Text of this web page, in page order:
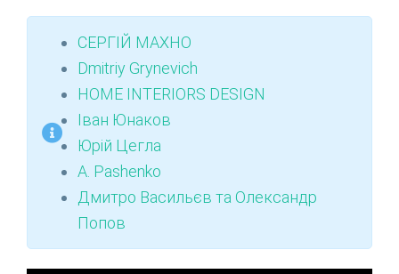
СЕРГІЙ МАХНО
Dmitriy Grynevich
HOME INTERIORS DESIGN
Іван Юнаков
Юрій Цегла
A. Pashenko
Дмитро Васильєв та Олександр
Попов